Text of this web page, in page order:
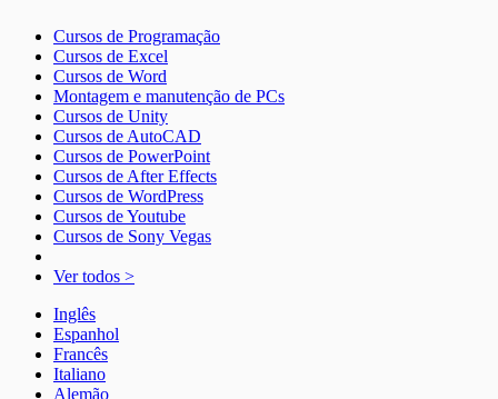
Cursos de Programação
Cursos de Excel
Cursos de Word
Montagem e manutenção de PCs
Cursos de Unity
Cursos de AutoCAD
Cursos de PowerPoint
Cursos de After Effects
Cursos de WordPress
Cursos de Youtube
Cursos de Sony Vegas
Ver todos >
Inglês
Espanhol
Francês
Italiano
Alemão